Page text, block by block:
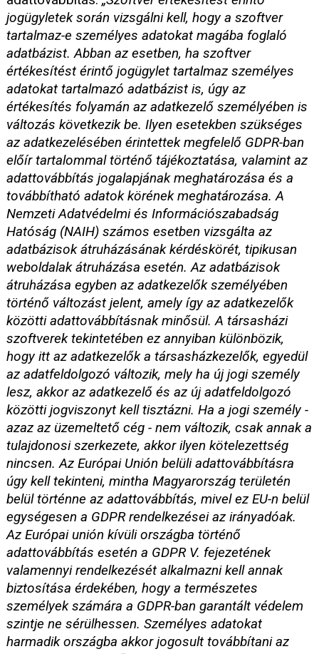
jogügyletek során vizsgálni kell, hogy a szoftver
tartalmaz-e személyes adatokat magába foglaló
adatbázist. Abban az esetben, ha szoftver
értékesítést érintő jogügylet tartalmaz személyes
adatokat tartalmazó adatbázist is, úgy az
értékesítés folyamán az adatkezelő személyében is
változás következik be. Ilyen esetekben szükséges
az adatkezelésében érintettek megfelelő GDPR-ban
előír tartalommal történő tájékoztatása, valamint az
adattovábbítás jogalapjának meghatározása és a
továbbítható adatok körének meghatározása. A
Nemzeti Adatvédelmi és Információszabadság
Hatóság (NAIH) számos esetben vizsgálta az
adatbázisok átruházásának kérdéskörét, tipikusan
weboldalak átruházása esetén. Az adatbázisok
átruházása egyben az adatkezelők személyében
történő változást jelent, amely így az adatkezelők
közötti adattovábbításnak minősül. A társasházi
szoftverek tekintetében ez annyiban különbözik,
hogy itt az adatkezelők a társasházkezelők, egyedül
az adatfeldolgozó változik, mely ha új jogi személy
lesz, akkor az adatkezelő és az új adatfeldolgozó
közötti jogviszonyt kell tisztázni. Ha a jogi személy -
azaz az üzemeltető cég - nem változik, csak annak a
tulajdonosi szerkezete, akkor ilyen kötelezettség
nincsen. Az Európai Unión belüli adattovábbításra
úgy kell tekinteni, mintha Magyarország területén
belül történne az adattovábbítás, mivel ez EU-n belül
egységesen a GDPR rendelkezései az irányadóak.
Az Európai unión kívüli országba történő
adattovábbítás esetén a GDPR V. fejezetének
valamennyi rendelkezését alkalmazni kell annak
biztosítása érdekében, hogy a természetes
személyek számára a GDPR-ban garantált védelem
szintje ne sérülhessen. Személyes adatokat
harmadik országba akkor jogosult továbbítani az